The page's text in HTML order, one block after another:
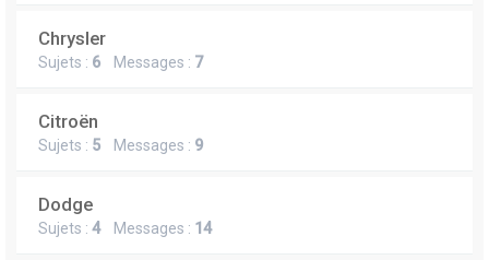
Chrysler
Sujets : 6 Messages : 7
Citroën
Sujets : 5 Messages : 9
Dodge
Sujets : 4Messages : 14